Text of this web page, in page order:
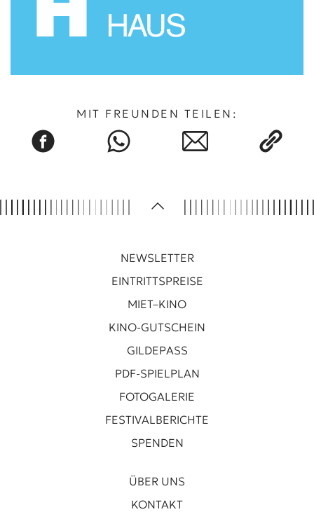
MIT FREUNDEN TEILEN:
NEWSLETTER
EINTRITTSPREISE
MIET–KINO
KINO-GUTSCHEIN
GILDEPASS
PDF-SPIELPLAN
FOTOGALERIE
FESTIVALBERICHTE
SPENDEN
ÜBER UNS
KONTAKT